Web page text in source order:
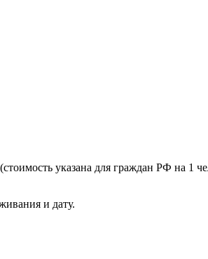
указана для граждан РФ на 1
и дату.